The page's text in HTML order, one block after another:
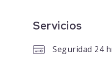
Servicios
Seguridad 24